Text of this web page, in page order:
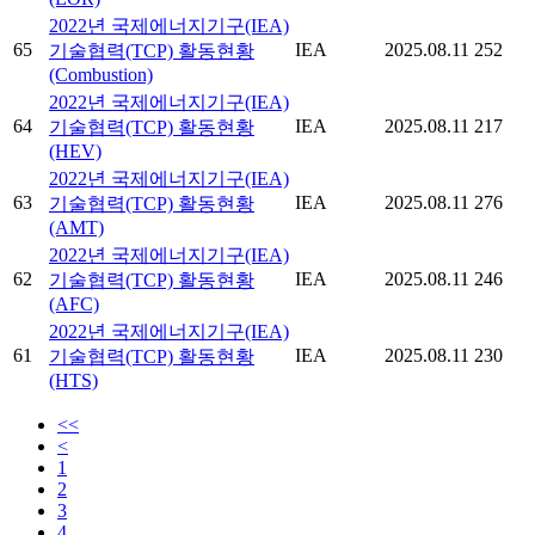
65
2022년 국제에너지기구(IEA)
기술협력(TCP) 활동현황
(Combustion)
IEA 2025.08.11 252
64
2022년 국제에너지기구(IEA)
기술협력(TCP) 활동현황
(HEV)
IEA 2025.08.11 217
63
2022년 국제에너지기구(IEA)
기술협력(TCP) 활동현황
(AMT)
IEA 2025.08.11 276
62
2022년 국제에너지기구(IEA)
기술협력(TCP) 활동현황
(AFC)
IEA 2025.08.11 246
61
2022년 국제에너지기구(IEA)
기술협력(TCP) 활동현황
(HTS)
IEA 2025.08.11 230
<<
<
1
2
3